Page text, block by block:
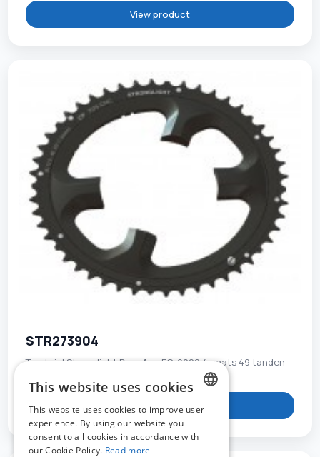
View product
STR273904
Tandwiel Stronglight Dura Ace FC-9000 4 gaats 49 tanden
View product
DUTCH
FRENCH
This website uses cookies
This website uses cookies to improve user
experience. By using our website you
consent to all cookies in accordance with
our Cookie Policy. Read more